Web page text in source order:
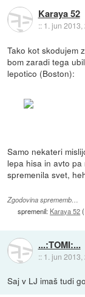
Karaya 52
:: 1. jun 2013,
Tako kot skodujem
bom zaradi tega
lepotico (Boston):
Samo nekateri
lepa hisa in avto
spremenila svet,
Zgodovina sprememb…
spremenil: Karaya 52(
...:TOMI:...
:: 1. jun 2013,
Saj v LJ imaš tudi